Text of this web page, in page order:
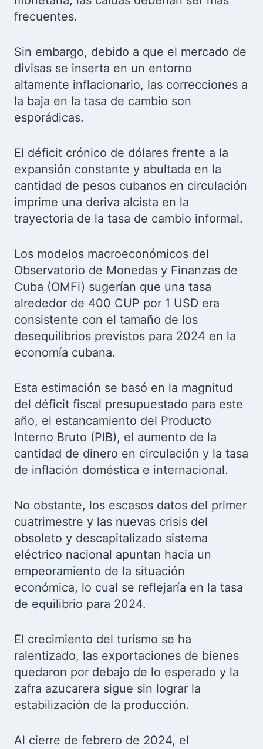
frecuentes.
Sin embargo, debido a que el mercado de
divisas se inserta en un entorno
altamente inflacionario, las correcciones a
la baja en la tasa de cambio son
esporádicas.
El déficit crónico de dólares frente a la
expansión constante y abultada en la
cantidad de pesos cubanos en circulación
imprime una deriva alcista en la
trayectoria de la tasa de cambio informal.
Los modelos macroeconómicos del
Observatorio de Monedas y Finanzas de
Cuba (OMFi) sugerían que una tasa
alrededor de 400 CUP por 1 USD era
consistente con el tamaño de los
desequilibrios previstos para 2024 en la
economía cubana.
Esta estimación se basó en la magnitud
del déficit fiscal presupuestado para este
año, el estancamiento del Producto
Interno Bruto (PIB), el aumento de la
cantidad de dinero en circulación y la tasa
de inflación doméstica e internacional.
No obstante, los escasos datos del primer
cuatrimestre y las nuevas crisis del
obsoleto y descapitalizado sistema
eléctrico nacional apuntan hacia un
empeoramiento de la situación
económica, lo cual se reflejaría en la tasa
de equilibrio para 2024.
El crecimiento del turismo se ha
ralentizado, las exportaciones de bienes
quedaron por debajo de lo esperado y la
zafra azucarera sigue sin lograr la
estabilización de la producción.
Al cierre de febrero de 2024, el